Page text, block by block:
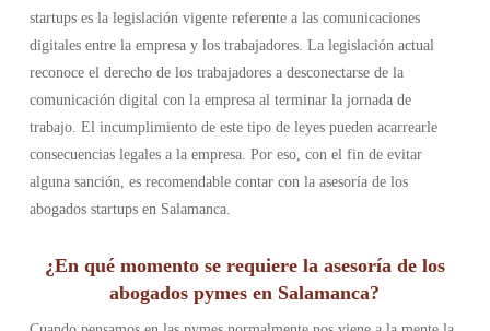
startups es la legislación vigente referente a las comunicaciones
digitales entre la empresa y los trabajadores. La legislación actual
reconoce el derecho de los trabajadores a desconectarse de la
comunicación digital con la empresa al terminar la jornada de
trabajo. El incumplimiento de este tipo de leyes pueden acarrearle
consecuencias legales a la empresa. Por eso, con el fin de evitar
alguna sanción, es recomendable contar con la asesoría de los
abogados startups en Salamanca.
¿En qué momento se requiere la asesoría de los
abogados pymes en Salamanca?